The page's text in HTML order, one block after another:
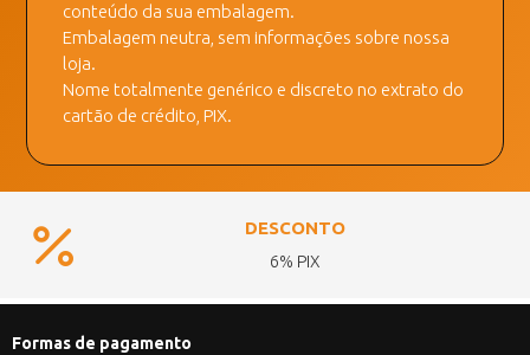
conteúdo da sua embalagem.
Embalagem neutra, sem informações sobre nossa
loja.
Nome totalmente genérico e discreto no extrato do
cartão de crédito, PIX.
DESCONTO
6% PIX
Formas de pagamento